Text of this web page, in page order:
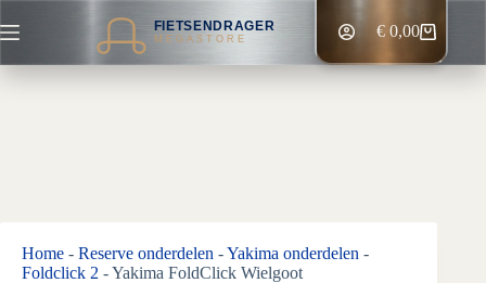
naar
inhoud
FIETSENDRAGER
MEGASTORE Winkelwagen
€0,00
Home - Reserve onderdelen -Yakima onderdelen -
Foldclick 2 -Yakima FoldClick Wielgoot